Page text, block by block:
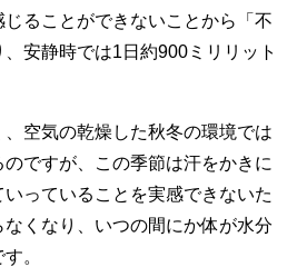
ることができないことから「不
安静時では1日約900ミリリット
空気の乾燥した秋冬の環境では
ですが、この季節は汗をかきに
っていることを実感できないた
くなり、いつの間にか体が水分
。